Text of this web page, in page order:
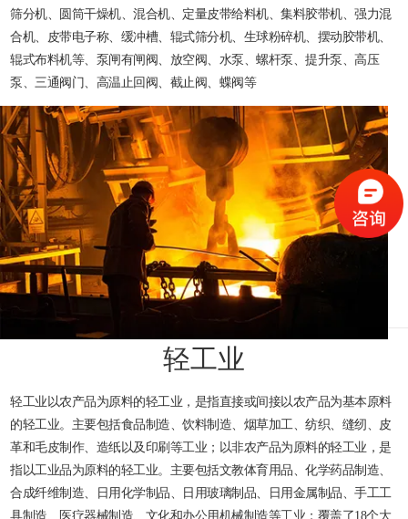
筛分机、圆筒干燥机、混合机、定量皮带给料机、集料胶带机、强力混
合机、皮带电子称、缓冲槽、辊式筛分机、生球粉碎机、摆动胶带机、
辊式布料机等、泵闸有闸阀、放空阀、水泵、螺杆泵、提升泵、高压
泵、三通阀门、高温止回阀、截止阀、蝶阀等
轻工业
轻工业以农产品为原料的轻工业，是指直接或间接以农产品为基本原料
的轻工业。主要包括食品制造、饮料制造、烟草加工、纺织、缝纫、皮
革和毛皮制作、造纸以及印刷等工业；以非农产品为原料的轻工业，是
指以工业品为原料的轻工业。主要包括文教体育用品、化学药品制造、
合成纤维制造、日用化学制品、日用玻璃制品、日用金属制品、手工工
具制造、医疗器械制造、文化和办公用机械制造等工业；覆盖了18个大